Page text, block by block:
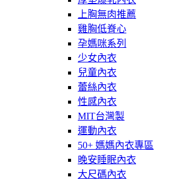
上胸無肉推薦
雞胸低脊心
孕媽咪系列
少女內衣
兒童內衣
蕾絲內衣
性感內衣
MIT台灣製
運動內衣
50+ 媽媽內衣專區
晚安睡眠內衣
大尺碼內衣